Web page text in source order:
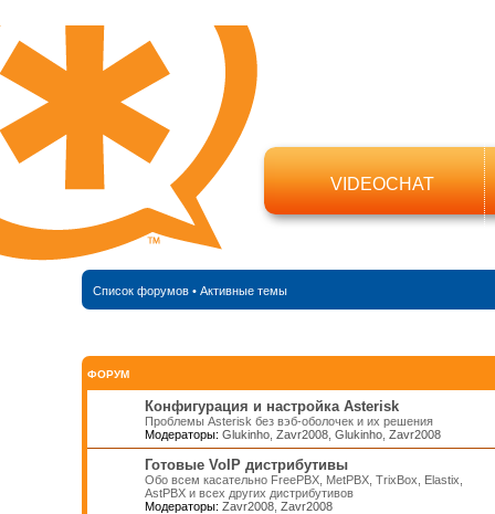
VIDEOCHAT
Список форумов• Активные темы
ФОРУМ
Конфигурация и настройка Asterisk
Проблемы Asterisk без вэб-оболочек и их решения
Модераторы: Glukinho, Zavr2008, Glukinho, Zavr2008
Готовые VoIP дистрибутивы
Обо всем касательно FreePBX, MetPBX, TrixBox, Elastix,
AstPBX и всех других дистрибутивов
Модераторы: Zavr2008, Zavr2008